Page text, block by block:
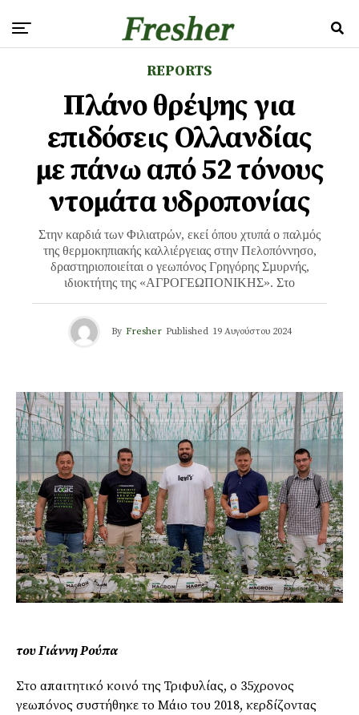
REPORTS
Πλάνο θρέψης για
επιδόσεις Ολλανδίας
με πάνω από 52 τόνους
ντομάτα υδροπονίας
Στην καρδιά των Φιλιατρών, εκεί όπου χτυπά ο παλµός
της θερµοκηπιακής καλλιέργειας στην Πελοπόννησο,
δραστηριοποιείται ο γεωπόνος Γρηγόρης Σµυρνής,
ιδιοκτήτης της «ΑΓΡΟΓΕΩΠΟΝΙΚΗΣ». Στο
By Fresher Published 19 Αυγούστου 2024
του Γιάννη Ρούπα
Στο απαιτητικό κοινό της Τριφυλίας, ο 35χρονος
γεωπόνος συστήθηκε το Μάιο του 2018, κερδίζοντας